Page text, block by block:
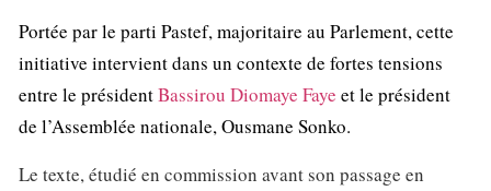
Portée par le parti Pastef, majoritaire au Parlement, cette
initiative intervient dans un contexte de fortes tensions
entre le présidentBassirou Diomaye Faye et le président
de l’Assemblée nationale, Ousmane Sonko.
Le texte, étudié en commission avant son passage en